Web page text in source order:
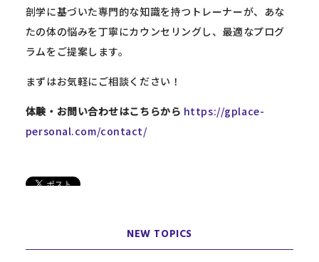
剖学に基づいた専門的な知識を持つトレーナーが、あな
たの体の悩みを丁寧にカウンセリングし、最適なプログ
ラムをご提案します。
まずはお気軽にご相談ください！
体験・お問い合わせはこちらから https://gplace-
personal.com/contact/
NEW TOPICS